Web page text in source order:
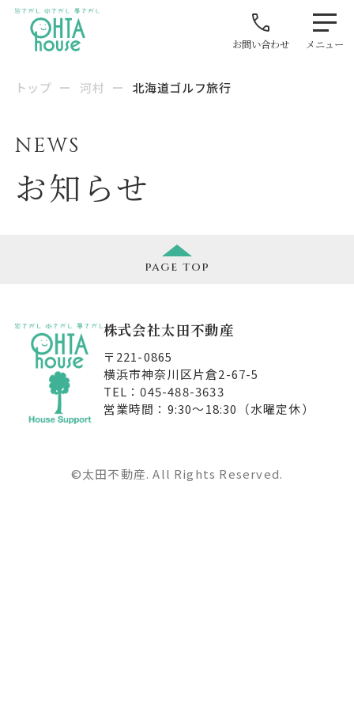
お問い合わせ メニュー
トップ ー 河村 ー 北海道ゴルフ旅行
NEWS
お知らせ
page top
株式会社太田不動産
〒221-0865
横浜市神奈川区片倉2-67-5
TEL：045-488-3633
営業時間：9:30〜18:30（水曜定休）
©太田不動産. All Rights Reserved.